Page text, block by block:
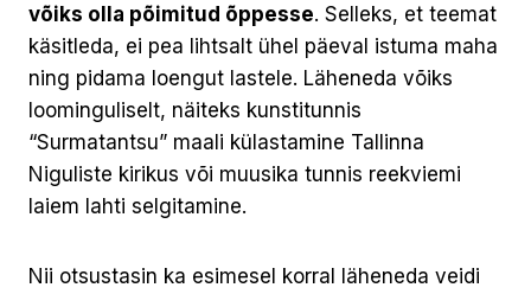
võiks olla põimitud õppesse. Selleks, et teemat
käsitleda, ei pea lihtsalt ühel päeval istuma maha
ning pidama loengut lastele. Läheneda võiks
loominguliselt, näiteks kunstitunnis
“Surmatantsu” maali külastamine Tallinna
Niguliste kirikus või muusika tunnis reekviemi
laiem lahti selgitamine.
Nii otsustasin ka esimesel korral läheneda veidi